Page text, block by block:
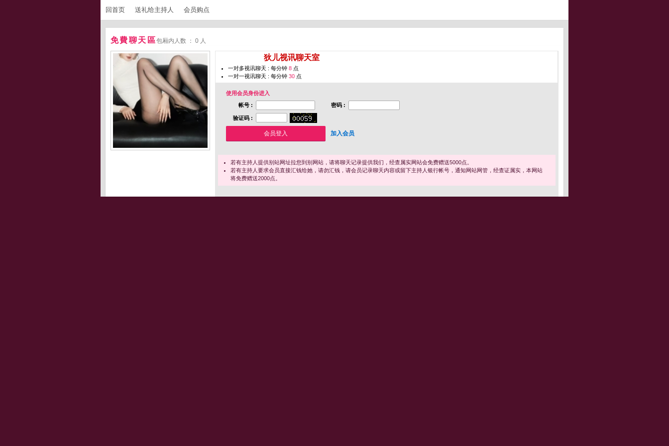
回首页 送礼给主持人 会员购点
免費聊天區包厢内人数 ： 0 人
狄儿视讯聊天室
一对多视讯聊天 : 每分钟 8 点
一对一视讯聊天 : 每分钟 30 点
使用会员身份进入
帐号 :
密码 :
验证码 :
加入会员
若有主持人提供别站网址拉您到别网站，请将聊天记录提供我们，经查属实网站会免费赠送5000点。
若有主持人要求会员直接汇钱给她，请勿汇钱，请会员记录聊天内容或留下主持人银行帐号，通知网站网管，经查证属实，本网站
将免费赠送2000点。